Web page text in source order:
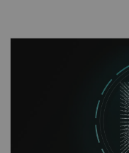
Exploiter le plein
Notre
homogénéité